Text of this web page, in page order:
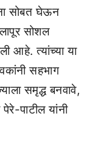
सोबत घेऊन
सोशल
आहे. त्यांच्या या
सहभाग
समृद्ध बनवावे,
पाटील यांनी